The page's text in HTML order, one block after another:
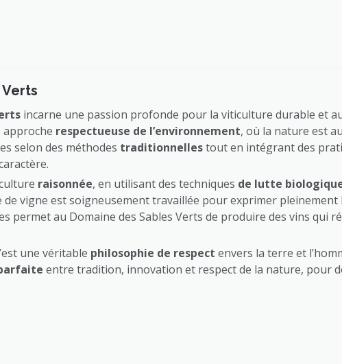
incarne une passion profonde pour la viticulture durable et
approche respectueuse de l’environnement, où la nature est
selon des méthodes traditionnellestout en intégrant des
raisonnée, en utilisant des techniques de lutte
de vigne est soigneusement travaillée pour exprimer
permet au Domaine des Sables Verts de produire des vins qui
une véritable philosophie de respect envers la terre et
entre tradition, innovation et respect de la nature, pour